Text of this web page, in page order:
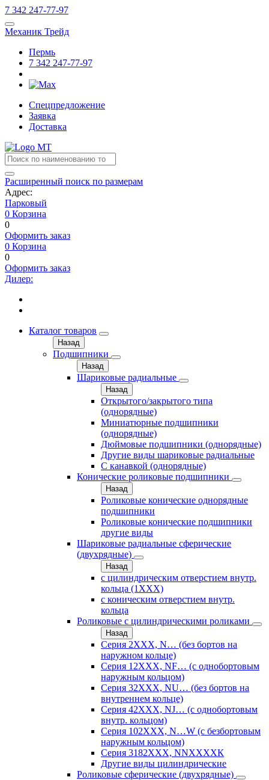
7 342 247-77-97
Механик Трейд
Пермь
7 342 247-77-97
Спецпредложение
Заявка
Доставка
Расширенный поиск по размерам
Адрес:
Парковый
0 Корзина
0
Оформить заказ
0 Корзина
0
Оформить заказ
Дилер:
Каталог товаров
Назад
Подшипники
Назад
Шариковые радиальные
Назад
Открытого/закрытого типа
(однорядные)
Миниатюрные подшипники
(однорядные)
Дюймовые подшипники (однорядные)
Другие виды шариковые радиальные
С канавкой (однорядные)
Конические роликовые подшипники
Назад
Роликовые конические однорядные
подшипники
Роликовые конические подшипники
другие виды
Шариковые радиальные сферические
(двухрядные)
Назад
с цилиндрическим отверстием внутр.
кольца (1ХХХ)
с коническим отверстием внутр.
кольца
Роликовые с цилиндрическими роликами
Назад
Серия 2ХХХ, N… (без бортов на
наружном кольце)
Серия 12ХХХ, NF… (с однобортовым
наружным кольцом)
Серия 32ХХХ, NU… (без бортов на
внутреннем кольце)
Серия 42ХХХ, NJ… (с однобортовым
внутр. кольцом)
Серия 102ХХХ, N…W (с безбортовым
наружным кольцом)
Серия 3182ХХХ, NNХХХХК
Другие виды цилиндрические
Роликовые сферические (двухрядные)